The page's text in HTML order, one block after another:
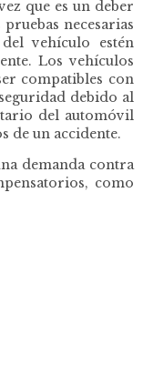
que es un deber
necesarias
vehículo estén
Los vehículos
compatibles con
debido al
del automóvil
de un accidente.
demanda contra
como